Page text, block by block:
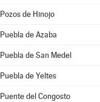
Pozos de Hinojo
Puebla de Azaba
Puebla de San Medel
Puebla de Yeltes
Puente del Congosto